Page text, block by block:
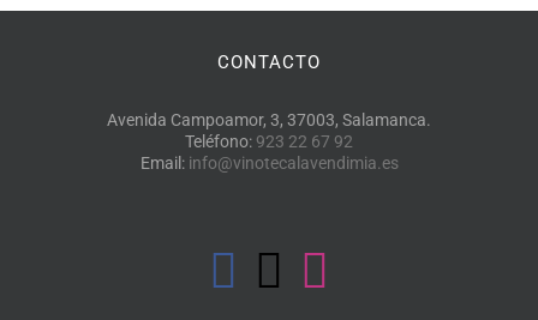
CONTACTO
Avenida Campoamor, 3, 37003, Salamanca.
Teléfono: 923 22 67 92
Email: info@vinotecalavendimia.es